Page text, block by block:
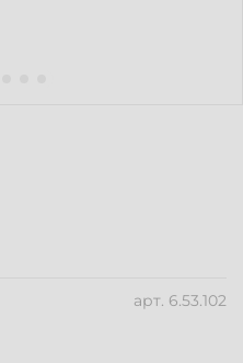
арт. 6.53.102